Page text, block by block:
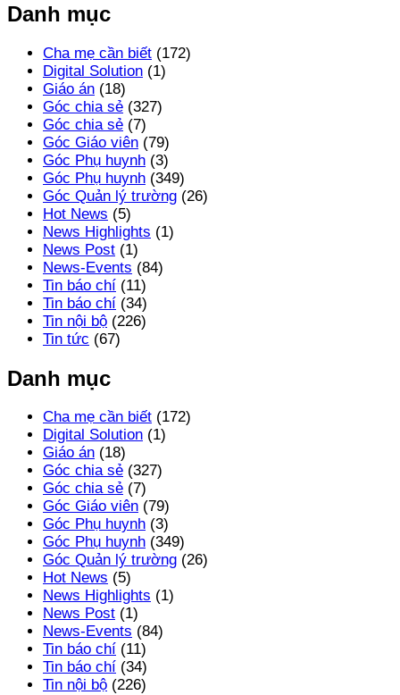
Danh mục
Cha mẹ cần biết (172)
Digital Solution (1)
Giáo án (18)
Góc chia sẻ (327)
Góc chia sẻ (7)
Góc Giáo viên (79)
Góc Phụ huynh (3)
Góc Phụ huynh (349)
Góc Quản lý trường (26)
Hot News (5)
News Highlights (1)
News Post (1)
News-Events (84)
Tin báo chí (11)
Tin báo chí (34)
Tin nội bộ (226)
Tin tức (67)
Danh mục
Cha mẹ cần biết (172)
Digital Solution (1)
Giáo án (18)
Góc chia sẻ (327)
Góc chia sẻ (7)
Góc Giáo viên (79)
Góc Phụ huynh (3)
Góc Phụ huynh (349)
Góc Quản lý trường (26)
Hot News (5)
News Highlights (1)
News Post (1)
News-Events (84)
Tin báo chí (11)
Tin báo chí (34)
Tin nội bộ (226)